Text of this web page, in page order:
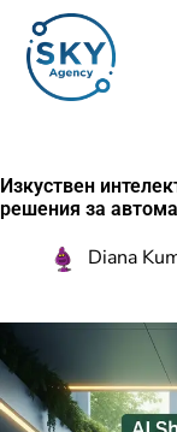
Изкуствен
решения за
Diana